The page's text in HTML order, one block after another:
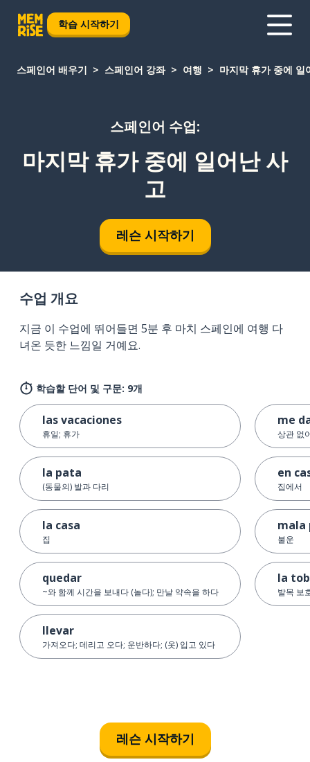
학습 시작하기
스페인어 배우기 스페인어 강좌 여행 마지막 휴가 중에 일
스페인어 수업:
마지막 휴가 중에 일어난 사
고
레슨 시작하기
수업 개요
지금 이 수업에 뛰어들면 5분 후 마치 스페인에 여행 다
녀온 듯한 느낌일 거예요.
학습할 단어 및 구문: 9개
las vacaciones
휴일; 휴가
la pata
(동물의) 발과 다리
la casa
집
quedar
~와 함께 시간을 보내다 (놀다); 만날 약속을 하다
llevar
가져오다; 데리고 오다; 운반하다; (옷) 입고 있다
me
상관 없
en
집에서
mala
불운
la
발목 보
레슨 시작하기